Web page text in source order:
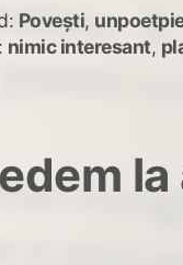
Povești,
nimic interesant,
la